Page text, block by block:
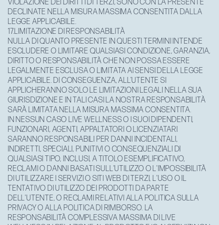
VIOLAZIONE DEI DIRITTI DI TERZI, SONO CON LA PRESENTE
DECLINATE NELLA MISURA MASSIMA CONSENTITA DALLA
LEGGE APPLICABILE.
17.LIMITAZIONE DI RESPONSABILITÀ
NULLA DI QUANTO PRESENTE IN QUESTI TERMINI INTENDE
ESCLUDERE O LIMITARE QUALSIASI CONDIZIONE, GARANZIA,
DIRITTO O RESPONSABILITÀ CHE NON POSSA ESSERE
LEGALMENTE ESCLUSA O LIMITATA AI SENSI DELLA LEGGE
APPLICABILE. DI CONSEGUENZA, ALL’UTENTE SI
APPLICHERANNO SOLO LE LIMITAZIONI LEGALI NELLA SUA
GIURISDIZIONE E IN TALI CASI LA NOSTRA RESPONSABILITÀ
SARÀ LIMITATA NELLA MISURA MASSIMA CONSENTITA.
IN NESSUN CASO LIVE WELLNESS O I SUOI DIPENDENTI,
FUNZIONARI, AGENTI, APPALTATORI O LICENZIATARI
SARANNO RESPONSABILI PER DANNI INCIDENTALI,
INDIRETTI, SPECIALI, PUNITIVI O CONSEQUENZIALI DI
QUALSIASI TIPO, INCLUSI, A TITOLO ESEMPLIFICATIVO,
RECLAMI O DANNI BASATI SULL'UTILIZZO O L'IMPOSSIBILITÀ
DI UTILIZZARE I SERVIZI O SITI WEB DI TERZI, L'USO O IL
TENTATIVO DI UTILIZZO DEI PRODOTTI DA PARTE
DELL'UTENTE, O RECLAMI RELATIVI ALLA POLITICA SULLA
PRIVACY O ALLA POLITICA DI RIMBORSO. LA
RESPONSABILITÀ COMPLESSIVA MASSIMA DI LIVE